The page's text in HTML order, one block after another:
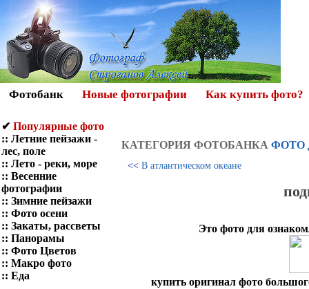
Фотобанк Новые фотографии Как купить фото?
✔ Популярные фото
:: Летние пейзажи -
лес, поле
:: Лето - реки, море
:: Весенние
фотографии
:: Зимние пейзажи
:: Фото осени
:: Закаты, рассветы
:: Панорамы
:: Фото Цветов
:: Макро фото
:: Еда
КАТЕГОРИЯ ФОТOБАНКА ФОТО
<< В атлантическом океане
Это фото для
купить оригинал фото